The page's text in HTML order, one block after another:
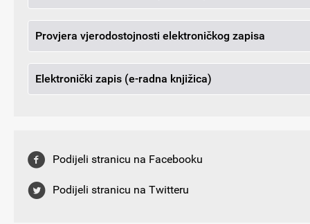
Provjera vjerodostojnosti elektroničkog zapisa
Elektronički zapis (e-radna knjižica)
Podijeli stranicu na Facebooku
Podijeli stranicu na Twitteru